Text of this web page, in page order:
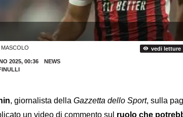
vedi letture
2025, 00:36
NEWS
, giornalista della Gazzetta dello Sport, sulla
un video di commento sul ruolo che